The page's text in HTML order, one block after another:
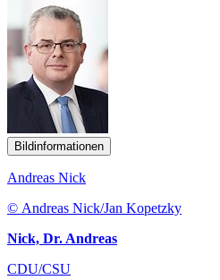
Bildinformationen
Andreas Nick
© Andreas Nick/Jan Kopetzky
Nick, Dr. Andreas
CDU/CSU